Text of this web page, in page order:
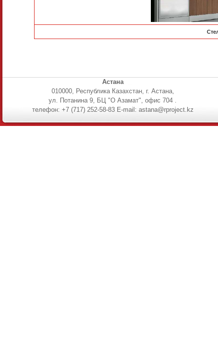
Астана
010000, Республика Казахстан, г. Астана,
ул. Потанина 9, БЦ "О Азамат", офис 704 .
телефон: +7 (717) 252-58-83 E-mail: astana@rproject.kz